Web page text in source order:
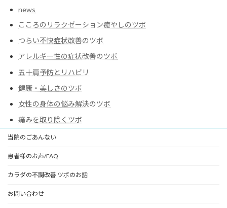
news
こころのリラクゼーション癒やしのツボ
つらい不快症状改善のツボ
アレルギー性の症状改善のツボ
五十肩予防とリハビリ
健康・美しさのツボ
女性の身体の悩み解決のツボ
痛みを取り除くツボ
当院のごあんない
患者様のお声/FAQ
カラダの不調改善 ツボのお話
お問い合わせ